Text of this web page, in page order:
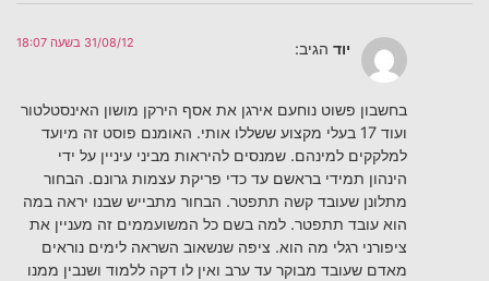
יוד הגיב: 31/08/12 בשעה 18:07
בחשבון פשוט נוחעם אירגן את אסף הירקן מושון האינסטלטור
ועוד 17 בעלי מקצוע ששללו אותי. האומנם פוסט זה מיועד
למלקקים למינהם. שמנסים להיראות מביני עיניין על ידי
הינהון תמידי בראשם עד כדי פריקת עצמות גרונם. הבחור
מתלונן שעובד קשה תתפטר. הבחור מתבייש שבנו יראה במה
הוא עובד תתפטר. למה בשם כל המשועממים זה מעניין את
ציפורני רגלי מה הוא. ציפה שנשאוב השראה לימים נוראים
מאדם שעובד מבוקר עד ערב ואין לו דקה ללמוד ושנבין ממנו